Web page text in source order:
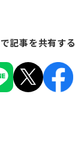
記事を共有する